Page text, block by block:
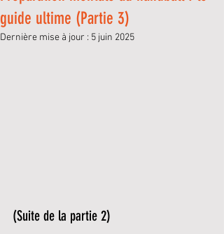
guide ultime (Partie 3)
Dernière mise à jour : 5 juin 2025
(Suite de la partie 2)